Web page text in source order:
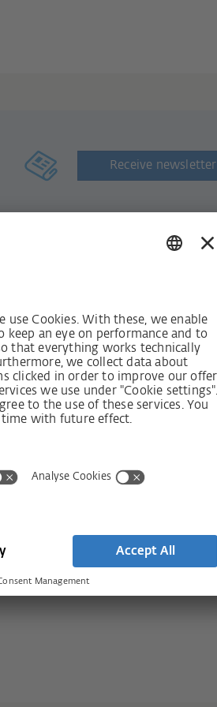
Receive newsletter
연혁
우리의 가치
사회적 책임